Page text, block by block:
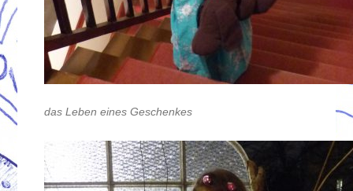
das Leben eines Geschenkes